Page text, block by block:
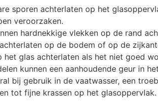
sporen achterlaten op het
veroorzaken.
hardnekkige vlekken op de rand
op de bodem of op de
het glas achterlaten als het niet goed
kunnen een aanhoudende geur in
bij gebruik in de vaatwasser, een
tot fijne krassen op het glasoppervlak.